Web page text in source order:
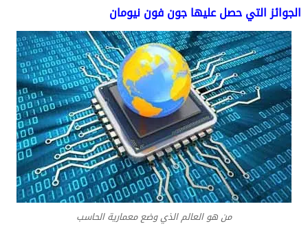
الجوائز التي حصل عليها جون فون نيومان
من هو العالم الذي وضع معمارية الحاسب